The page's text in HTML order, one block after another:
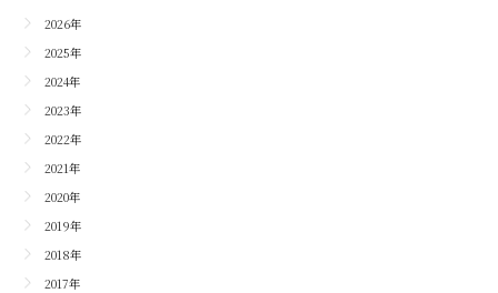
2026年
2025年
2024年
2023年
2022年
2021年
2020年
2019年
2018年
2017年